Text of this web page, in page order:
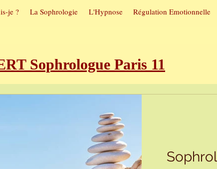
je ? La Sophrologie L'Hypnose Régulation Emotionnelle
Sophrologue Paris 11
troubles du sommeil
Hypnose et arrêt